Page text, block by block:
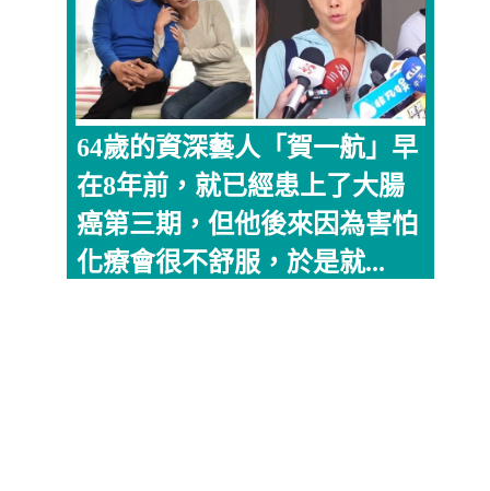
64歲的資深藝人「賀一航」早
在8年前，就已經患上了大腸
癌第三期，但他後來因為害怕
化療會很不舒服，於是就...